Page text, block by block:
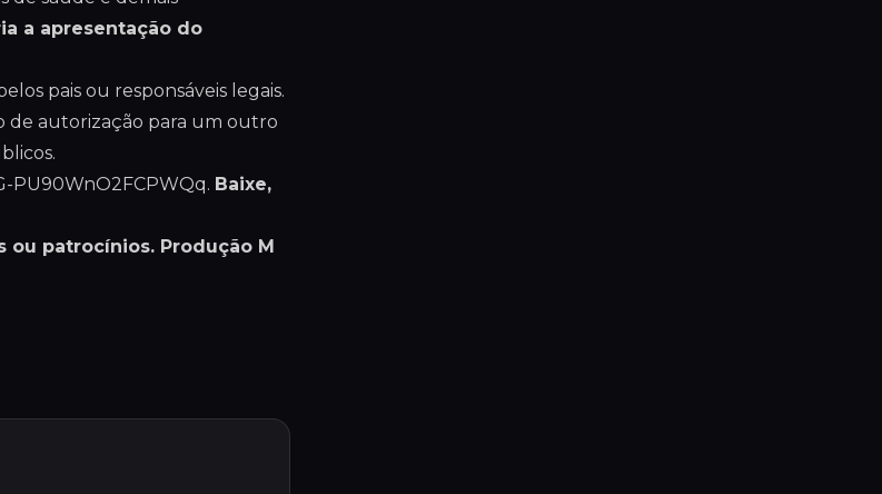
a apresentação do
pais ou responsáveis legais.
de autorização para um outro
PU90WnO2FCPWQq. Baixe,
patrocínios. Produção M